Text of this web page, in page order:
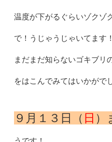
温度が下がるぐらいゾクゾ
で！うじゃうじゃいてます！
まだまだ知らないゴキブリ
をはこんでみてはいかがで
９月１３日（ 日 ）